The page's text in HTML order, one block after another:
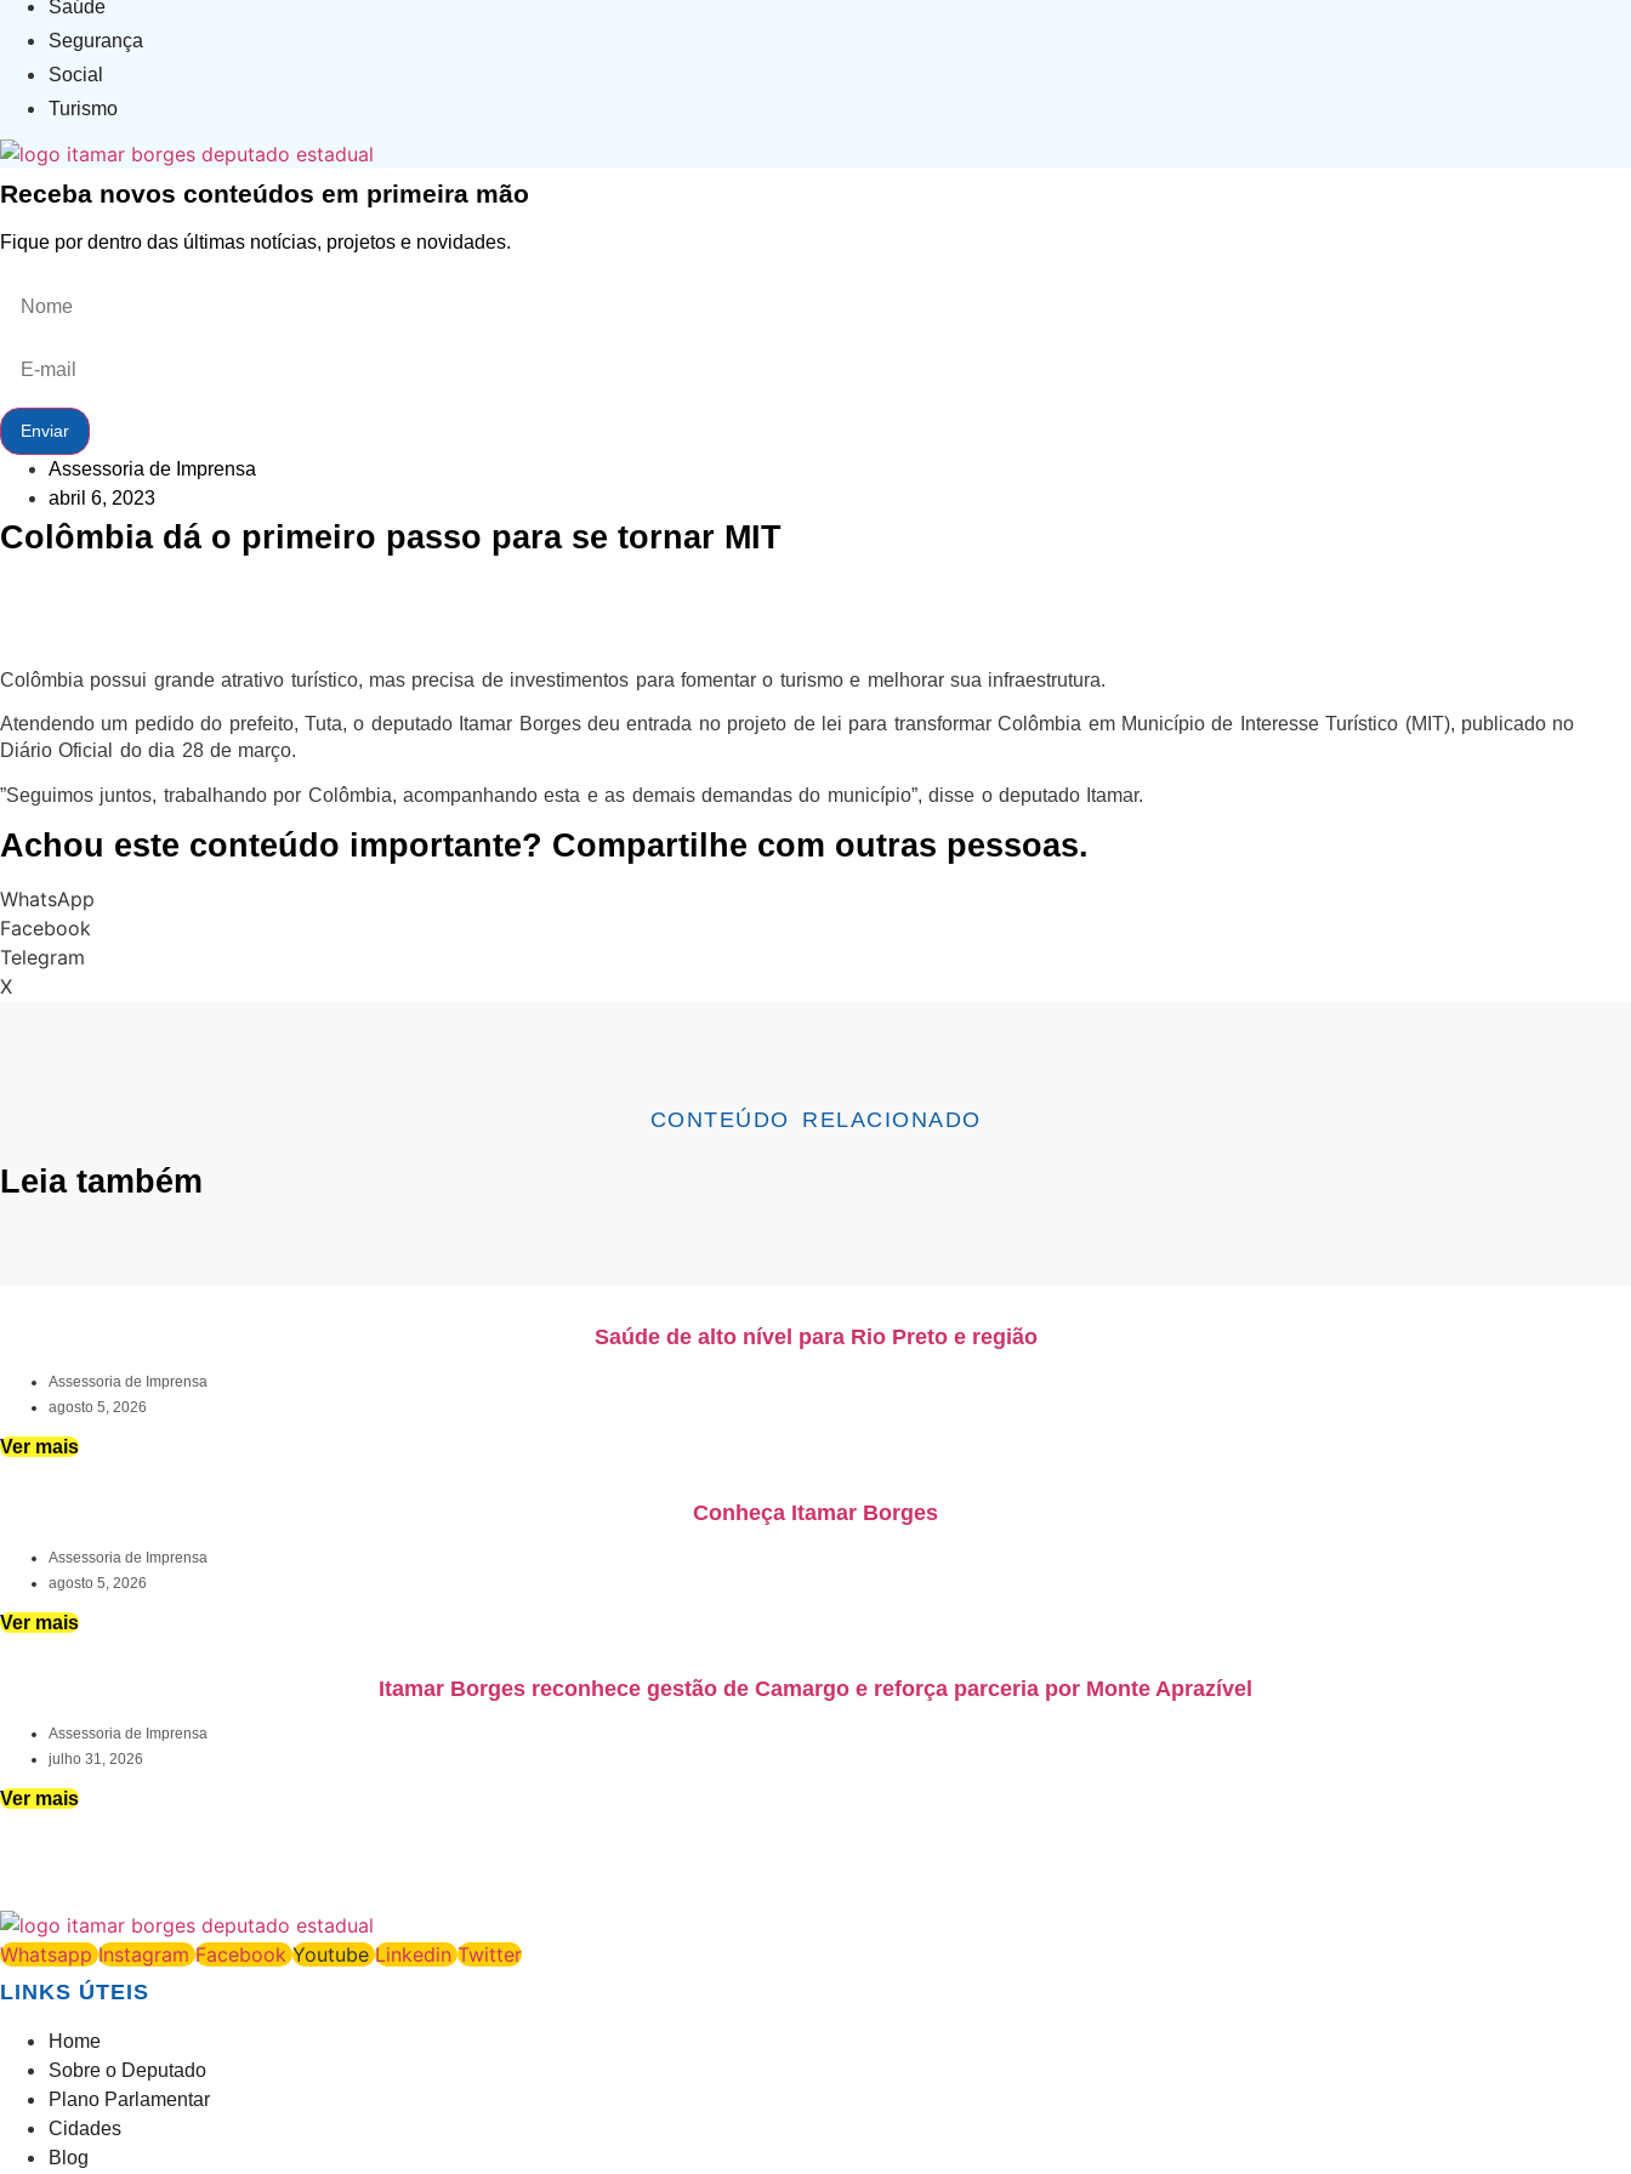
Saúde
Segurança
Social
Turismo
Receba novos conteúdos em primeira mão
Fique por dentro das últimas notícias, projetos e novidades.
Enviar
Assessoria de Imprensa
abril 6, 2023
Colômbia dá o primeiro passo para se tornar MIT
Colômbia possui grande atrativo turístico, mas precisa de investimentos para fomentar o turismo e melhorar sua infraestrutura.
Atendendo um pedido do prefeito, Tuta, o deputado Itamar Borges deu entrada no projeto de lei para transformar Colômbia em Município de Interesse Turístico (MIT), publicado no
Diário Oficial do dia 28 de março.
”Seguimos juntos, trabalhando por Colômbia, acompanhando esta e as demais demandas do município”, disse o deputado Itamar.
Achou este conteúdo importante? Compartilhe com outras pessoas.
WhatsApp
Facebook
Telegram
X
CONTEÚDO RELACIONADO
Leia também
Saúde de alto nível para Rio Preto e região
Assessoria de Imprensa
agosto 5, 2026
Ver mais
Conheça Itamar Borges
Assessoria de Imprensa
agosto 5, 2026
Ver mais
Itamar Borges reconhece gestão de Camargo e reforça parceria por Monte Aprazível
Assessoria de Imprensa
julho 31, 2026
Ver mais
Whatsapp Instagram Facebook Youtube Linkedin Twitter
LINKS ÚTEIS
Home
Sobre o Deputado
Plano Parlamentar
Cidades
Blog